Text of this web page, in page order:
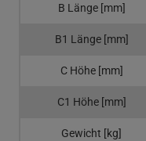
B Länge [mm]
B1 Länge [mm]
C Höhe [mm]
C1 Höhe [mm]
Gewicht [kg]